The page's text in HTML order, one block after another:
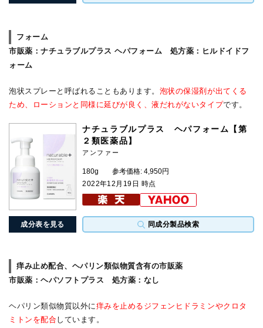
フォーム
市販薬 ：ナチュラブルプラス ヘパフォーム 処方薬 ：ヒルドイドフ
ォーム
泡状スプレーと呼ばれることもあります。 泡状の保湿剤が出てくる
ため、ローションと同様に延びが良く、液だれがないタイプです。
成分表を見る 同成分製品検索
ナチュラブルプラス ヘパフォーム【第
２類医薬品】
アンファー
180g
参考価格: 4,950円
2022年12月19日 時点
痒み止め配合、ヘパリン類似物質含有の市販薬
市販薬 ：ヘパソフトプラス 処方薬 ：なし
ヘパリン類似物質以外に痒みを止めるジフェンヒドラミンやクロタ
ミトンを配合しています。